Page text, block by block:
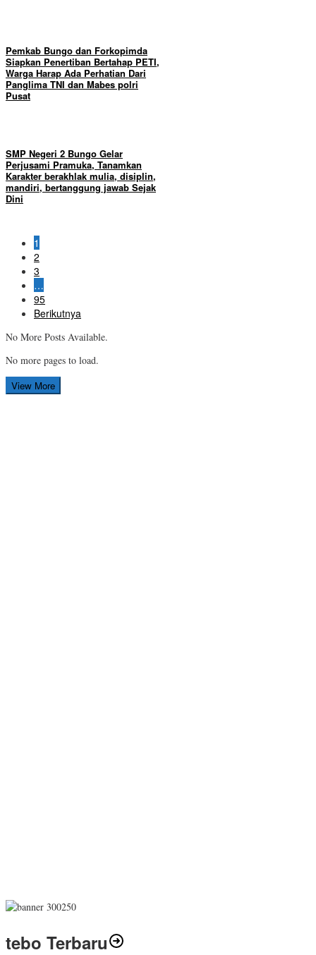
Pemkab Bungo dan Forkopimda
Siapkan Penertiban Bertahap PETI,
Warga Harap Ada Perhatian Dari
Panglima TNI dan Mabes polri
Pusat
SMP Negeri 2 Bungo Gelar
Perjusami Pramuka, Tanamkan
Karakter berakhlak mulia, disiplin,
mandiri, bertanggung jawab Sejak
Dini
1
2
3
…
95
Berikutnya
No More Posts Available.
No more pages to load.
View More
tebo Terbaru